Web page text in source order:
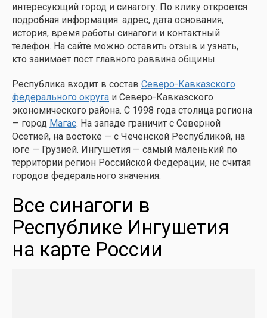
интересующий город и синагогу. По клику откроется
подробная информация: адрес, дата основания,
история, время работы синагоги и контактный
телефон. На сайте можно оставить отзыв и узнать,
кто занимает пост главного раввина общины.
Республика входит в состав Северо-Кавказского
федерального округа и Северо-Кавказского
экономического района. С 1998 года столица региона
— город Магас. На западе граничит с Северной
Осетией, на востоке — с Чеченской Республикой, на
юге — Грузией. Ингушетия — самый маленький по
территории регион Российской Федерации, не считая
городов федерального значения.
Все синагоги в
Республике Ингушетия
на карте России